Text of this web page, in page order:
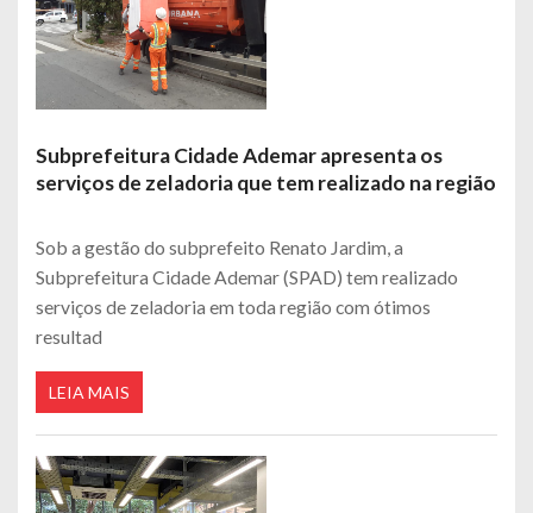
Subprefeitura Cidade Ademar apresenta os
serviços de zeladoria que tem realizado na região
Sob a gestão do subprefeito Renato Jardim, a
Subprefeitura Cidade Ademar (SPAD) tem realizado
serviços de zeladoria em toda região com ótimos
resultad
LEIA MAIS